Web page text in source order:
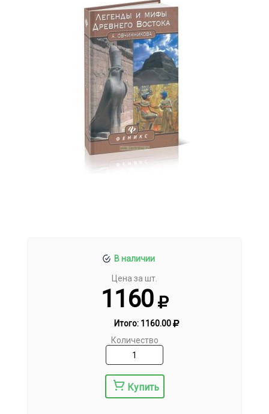
В наличии
Цена за шт.
1160
Итого: 1160.00
Количество
Купить